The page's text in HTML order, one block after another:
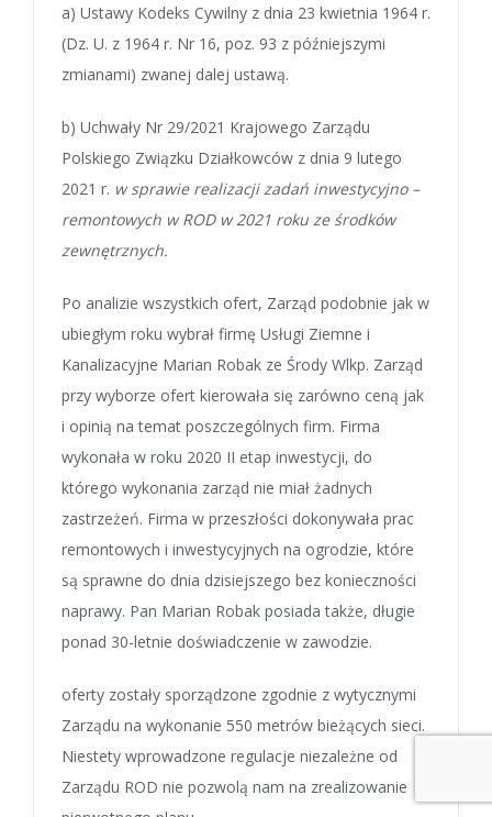
a) Ustawy Kodeks Cywilny z dnia 23 kwietnia 1964 r.
(Dz. U. z 1964 r. Nr 16, poz. 93 z późniejszymi
zmianami) zwanej dalej ustawą.
b) Uchwały Nr 29/2021 Krajowego Zarządu
Polskiego Związku Działkowców z dnia 9 lutego
2021 r. w sprawie realizacji zadań inwestycyjno –
remontowych w ROD w 2021 roku ze środków
zewnętrznych.
Po analizie wszystkich ofert, Zarząd podobnie jak w
ubiegłym roku wybrał firmę Usługi Ziemne i
Kanalizacyjne Marian Robak ze Środy Wlkp. Zarząd
przy wyborze ofert kierowała się zarówno ceną jak
i opinią na temat poszczególnych firm. Firma
wykonała w roku 2020 II etap inwestycji, do
którego wykonania zarząd nie miał żadnych
zastrzeżeń. Firma w przeszłości dokonywała prac
remontowych i inwestycyjnych na ogrodzie, które
są sprawne do dnia dzisiejszego bez konieczności
naprawy. Pan Marian Robak posiada także, długie
ponad 30-letnie doświadczenie w zawodzie.
oferty zostały sporządzone zgodnie z wytycznymi
Zarządu na wykonanie 550 metrów bieżących sieci.
Niestety wprowadzone regulacje niezależne od
Zarządu ROD nie pozwolą nam na zrealizowanie